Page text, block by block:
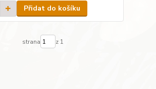
Přidat do košíku
strana z 1